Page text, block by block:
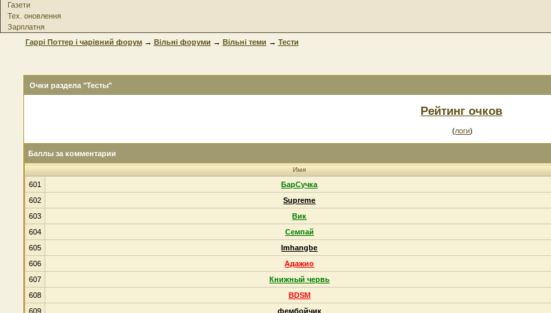
Газети
Тех. оновлення
Зарплатня
Гаррі Поттер і чарівний форум→ Вільні форуми → Вільні теми → Тести
Очки раздела "Тесты"
Рейтинг очков
(логи)
Баллы за комментарии
Имя
601 БарСучка
602
Supreme
603
Вик
604
Семпай
605
Imhangbe
606
Адажио
607
Книжный червь
608
BDSM
609
фембойчик